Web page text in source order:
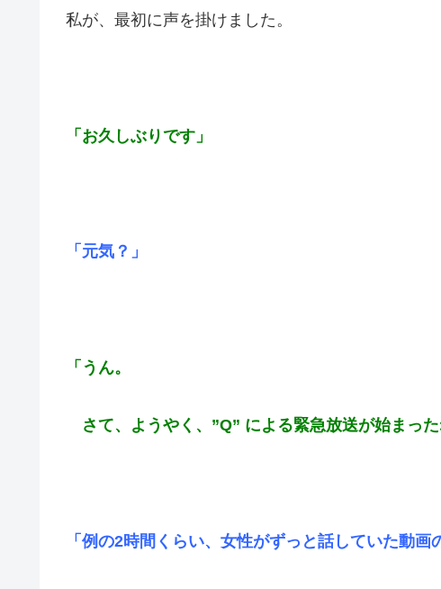
私が、最初に声を掛けました。
「お久しぶりです」
「元気？」
「うん。
さて、ようやく、”Q” による緊急放送が始まった
「例の2時間くらい、女性がずっと話していた動画